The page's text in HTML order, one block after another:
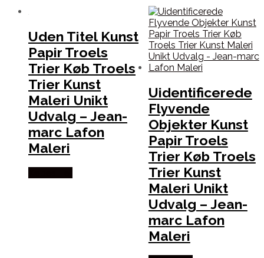
Uden Titel Kunst
Papir Troels
Trier Køb Troels
Trier Kunst
Maleri Unikt
Udvalg – Jean-
marc Lafon
Maleri
Uidentificerede
Flyvende
Objekter Kunst
Papir Troels
Trier Køb Troels
Trier Kunst
Maleri Unikt
Udvalg – Jean-
marc Lafon
Maleri